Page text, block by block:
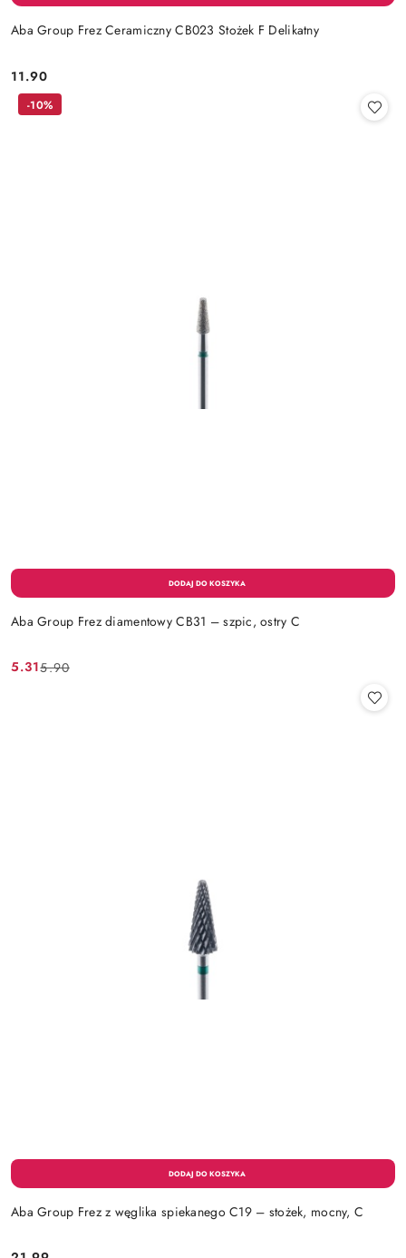
Aba Group Frez Ceramiczny CB023 Stożek F Delikatny
Cena:
11.90
Aba Group Frez diamentowy CB31 – szpic, ostry C
Cena
5.31
Cena5.90
-10%
Aba Group Frez z węglika spiekanego C19 – stożek, mocny, C